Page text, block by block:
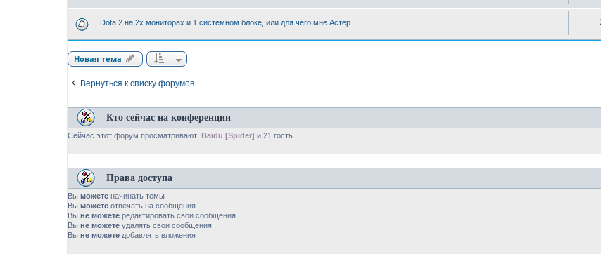
Dota 2 на 2х мониторах и 1 системном блоке, или для чего мне Астер
Новая тема
Вернуться к списку форумов
Кто сейчас на конференции
Сейчас этот форум просматривают: Baidu [Spider] и 21 гость
Права доступа
Вы можете начинать темы
Вы можете отвечать на сообщения
Вы не можете редактировать свои сообщения
Вы не можете удалять свои сообщения
Вы не можете добавлять вложения